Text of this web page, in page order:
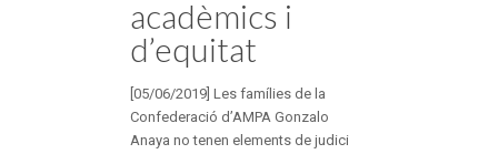
acadèmics i
d’equitat
[05/06/2019] Les famílies de la
Confederació d’AMPA Gonzalo
Anaya no tenen elements de judici